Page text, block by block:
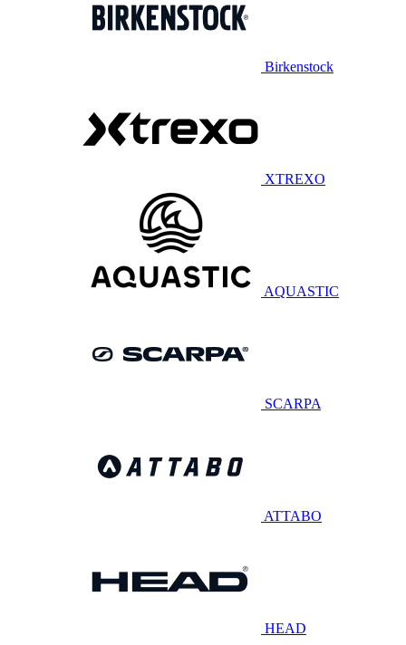
Birkenstock
XTREXO
AQUASTIC
SCARPA
ATTABO
HEAD